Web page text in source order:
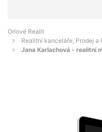
Orlové Realit
Realitní kanceláře, Prodej
Jana Karlachová - realitní